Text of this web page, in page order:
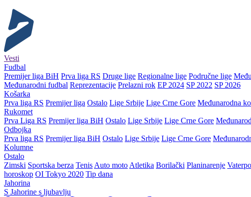
Vesti
Fudbal
Premijer liga BiH Prva liga RS Druge lige Regionalne lige Područne lige
Međunarodni fudbal Reprezentacije Prelazni rok EP 2024 SP 2022 SP 2026
Košarka
Prva liga RS Premijer liga Ostalo Lige Srbije Lige Crne Gore Međunarodna
Rukomet
Prva Liga RS Premijer liga BiH Ostalo Lige Srbije Lige Crne Gore
Odbojka
Prva liga RS Premijer liga BiH Ostalo Lige Srbije Lige Crne Gore
Kolumne
Ostalo
Zimski Sportska berza Tenis Auto moto Atletika Borilački Planinarenje
horoskop OI Tokyo 2020 Tip dana
Jahorina
S Jahorine s ljubavlju